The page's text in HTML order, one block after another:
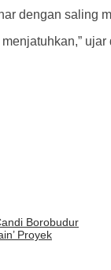
dengan saling
ujar
Borobudur
Proyek